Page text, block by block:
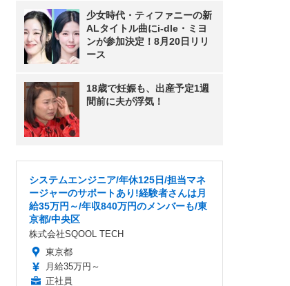
少女時代・ティファニーの新
ALタイトル曲にi-dle・ミヨ
ンが参加決定！8月20日リリ
ース
18歳で妊娠も、出産予定1週
間前に夫が浮気！
システムエンジニア/年休125日/担当マネ
ージャーのサポートあり!経験者さんは月
給35万円～/年収840万円のメンバーも/東
京都/中央区
株式会社SQOOL TECH
東京都
月給35万円～
正社員